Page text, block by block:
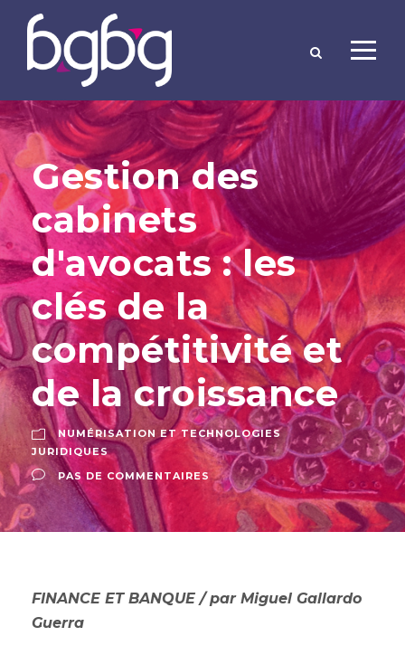
Gestion des
cabinets
d'avocats : les
clés de la
compétitivité et
de la croissance
NUMÉRISATION ET TECHNOLOGIES
JURIDIQUES
PAS DE COMMENTAIRES
FINANCE ET BANQUE / par Miguel Gallardo
Guerra